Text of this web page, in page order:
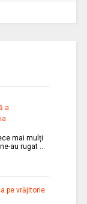
a
mai mulți
au rugat …
pe vrăjitorie